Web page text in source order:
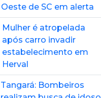
Oeste de SC em alerta
Mulher é atropelada
após carro invadir
estabelecimento em
Herval
Tangará: Bombeiros